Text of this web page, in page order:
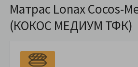
Матрас Lonax Cocos-
(КОКОС МЕДИУМ ТФК)